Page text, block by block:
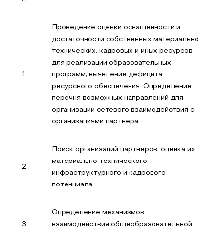
1
Проведение оценки оснащенности и
достаточности собственных материально
технических, кадровых и иных ресурсов
для реализации образовательных
программ, выявление дефицита
ресурсного обеспечения. Определение
перечня возможных направлений для
организации сетевого взаимодействия с
организациями партнера
2
Поиск организаций партнеров, оценка их
материально технического,
инфраструктурного и кадрового
потенциала
3
Определение механизмов
взаимодействия общеобразовательной